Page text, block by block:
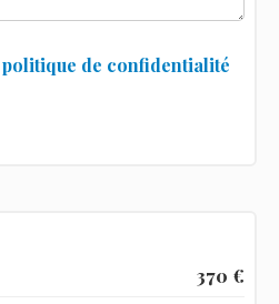
politique de confidentialité
370 €